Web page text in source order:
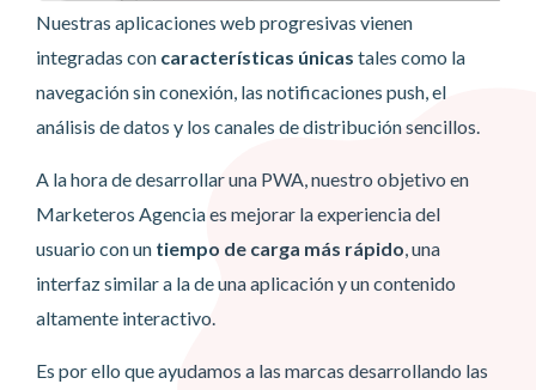
Nuestras aplicaciones web progresivas vienen
integradas con características únicas tales como la
navegación sin conexión, las notificaciones push, el
análisis de datos y los canales de distribución sencillos.
A la hora de desarrollar una PWA, nuestro objetivo en
Marketeros Agencia es mejorar la experiencia del
usuario con un tiempo de carga más rápido , una
interfaz similar a la de una aplicación y un contenido
altamente interactivo.
Es por ello que ayudamos a las marcas desarrollando las